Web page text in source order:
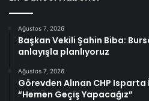
Ağustos 7, 2026
Başkan Vekili Şahin Biba:
anlayışla planlıyoruz
Ağustos 7, 2026
Görevden Alınan CHP Isparta
“Hemen Geçiş Yapacağız”